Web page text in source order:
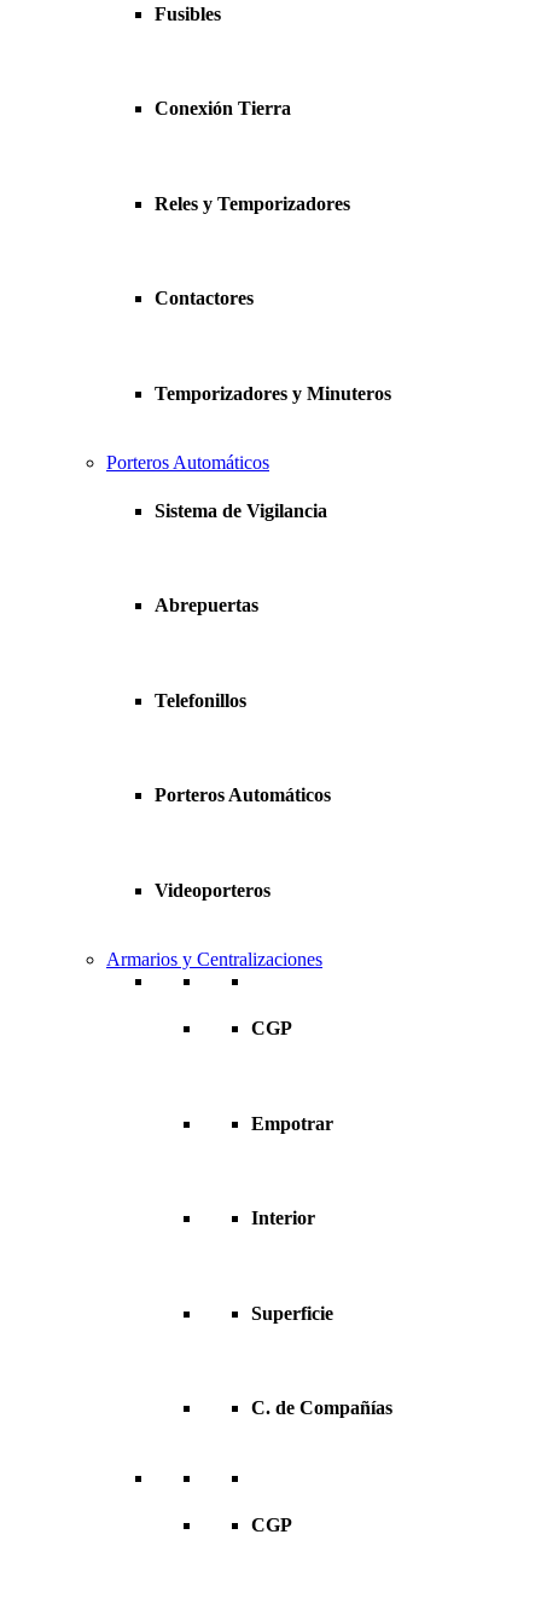
Fusibles
Conexión Tierra
Reles y Temporizadores
Contactores
Temporizadores y Minuteros
Porteros Automáticos
Sistema de Vigilancia
Abrepuertas
Telefonillos
Porteros Automáticos
Videoporteros
Armarios y Centralizaciones
CGP
Empotrar
Interior
Superficie
C. de Compañías
CGP